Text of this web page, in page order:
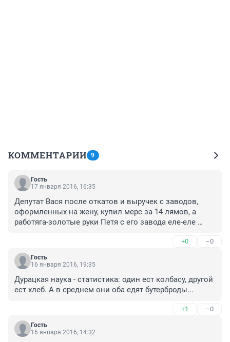
КОММЕНТАРИИ 9
Гость
17 января 2016, 16:35
Депутат Вася после откатов и выручек с заводов,
оформленных на жену, купил мерс за 14 лямов, а
работяга-золотые руки Петя с его завода еле-еле
владеют машинами по 7 млн. рублей и страна встает
с колен.
+0 –0
Гость
16 января 2016, 19:35
Дурацкая наука - статистика: один ест колбасу, другой
ест хлеб. А в среднем они оба едят бутерброды...
+1 –0
Гость
16 января 2016, 14:32